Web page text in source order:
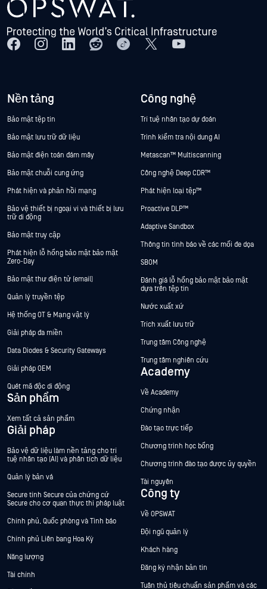
Nền tảng
Bảo mật tệp tin
Bảo mật lưu trữ dữ liệu
Bảo mật điện toán đám mây
Bảo mật chuỗi cung ứng
Phát hiện và phản hồi mạng
Bảo vệ thiết bị ngoại vi và thiết bị lưu
trữ di động
Bảo mật truy cập
Phát hiện lỗ hổng bảo mật bảo mật
Zero-Day
Bảo mật thư điện tử (email)
Quản lý truyền tệp
Hệ thống OT & Mạng vật lý
Giải pháp đa miền
Data Diodes & Security Gateways
Giải pháp OEM
Quét mã độc di động
Sản phẩm
Xem tất cả sản phẩm
Giải pháp
Bảo vệ dữ liệu làm nền tảng cho trí
tuệ nhân tạo (AI) và phân tích dữ liệu
Quản lý bản vá
Secure tính Secure của chứng cứ
Secure cho cơ quan thực thi pháp luật
Chính phủ, Quốc phòng và Tình báo
Chính phủ Liên bang Hoa Kỳ
Năng lượng
Tài chính
Công nghệ
Trí tuệ nhân tạo dự đoán
Trình kiểm tra nội dung AI
Metascan™ Multiscanning
Công nghệ Deep CDR™
Phát hiện loại tệp™
Proactive DLP™
Adaptive Sandbox
Thông tin tình báo về các mối đe dọa
SBOM
Đánh giá lỗ hổng bảo mật bảo mật
dựa trên tệp tin
Nước xuất xứ
Trích xuất lưu trữ
Trung tâm Công nghệ
Trung tâm nghiên cứu
Academy
Về Academy
Chứng nhận
Đào tạo trực tiếp
Chương trình học bổng
Chương trình đào tạo được ủy quyền
Tài nguyên
Công ty
Về OPSWAT
Đội ngũ quản lý
Khách hàng
Đăng ký nhận bản tin
Tuân thủ tiêu chuẩn sản phẩm và các